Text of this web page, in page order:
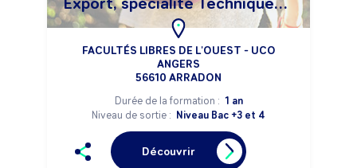
Digitales
FACULTÉS LIBRES DE L'OUEST - UCO
ANGERS
56610 ARRADON
Durée de la formation : 1 an
Niveau de sortie : Niveau Bac +3 et 4
Découvrir